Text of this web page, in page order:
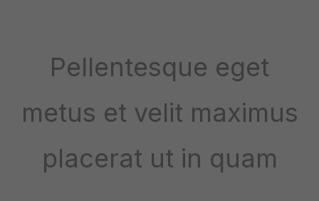
Pellentesque eget
metus et velit maximus
placerat ut in quam